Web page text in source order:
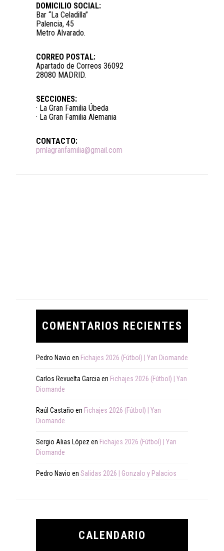
DOMICILIO SOCIAL:
Bar “La Celadilla”
Palencia, 45
Metro Alvarado.
CORREO POSTAL:
Apartado de Correos 36092
28080 MADRID.
SECCIONES:
· La Gran Familia Úbeda
· La Gran Familia Alemania
CONTACTO:
pmlagranfamilia@gmail.com
COMENTARIOS RECIENTES
Pedro Navio en Fichajes 2026 (Fútbol) | Yan Diomande
Carlos Revuelta Garcia en Fichajes 2026 (Fútbol) | Yan
Diomande
Raúl Castaño en Fichajes 2026 (Fútbol) | Yan
Diomande
Sergio Alias López en Fichajes 2026 (Fútbol) | Yan
Diomande
Pedro Navio en Salidas 2026 | Gonzalo y Palacios
CALENDARIO